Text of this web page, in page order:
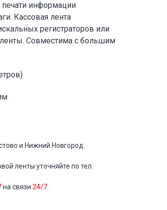
печати информации
Кассовая лента
регистраторов или
Совместима с большим
и Нижний Новгород.
ленты уточняйте по тел:
на связи 24/7.